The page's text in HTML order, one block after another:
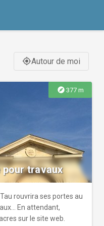
gps_fixedAutour de moi
explore 377 m
pour travaux
rouvrira ses portes au
En attendant,
sur le site web.